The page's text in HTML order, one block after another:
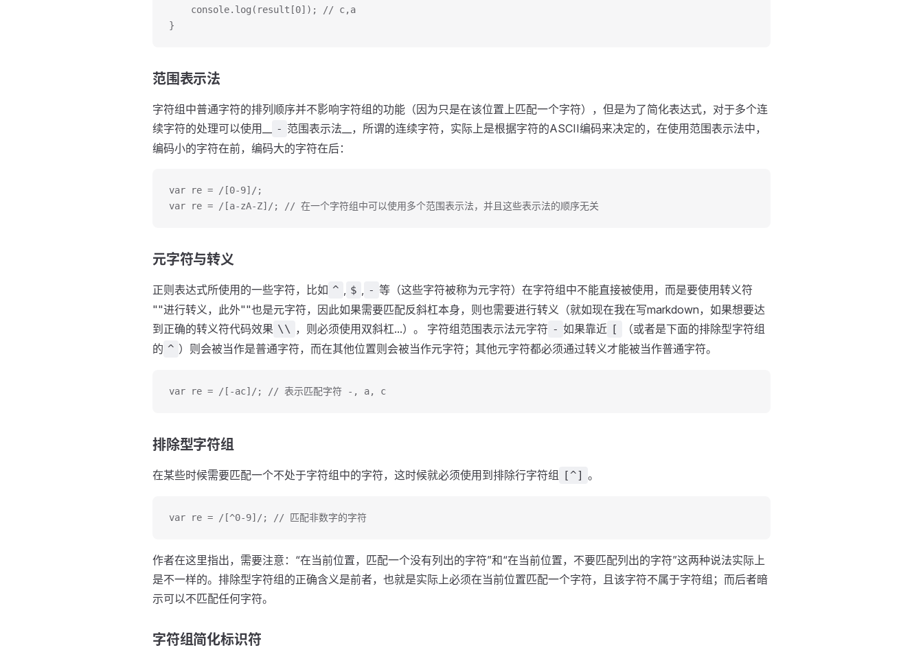
	console.log(result[0]); // c,a
}
范围表示法
字符组中普通字符的排列顺序并不影响字符组的功能（因为只是在该位置上匹配一个字符），但是为了简化表达式，对于多个连
续字符的处理可以使用__
- 范围表示法__，所谓的连续字符，实际上是根据字符的ASCII编码来决定的，在使用范围表示法中，
编码小的字符在前，编码大的字符在后：
var re = /[0-9]/;
var re = /[a-zA-Z]/; // 在一个字符组中可以使用多个范围表示法，并且这些表示法的顺序无关
元字符与转义
正则表达式所使用的一些字符，比如 ^ , $ , - 等（这些字符被称为元字符）在字符组中不能直接被使用，而是要使用转义符
""进行转义，此外""也是元字符，因此如果需要匹配反斜杠本身，则也需要进行转义（就如现在我在写markdown，如果想要达
到正确的转义符代码效果 \\ ，则必须使用双斜杠...）。 字符组范围表示法元字符 - 如果靠近 [
（或者是下面的排除型字符组
的 ^ ）则会被当作是普通字符，而在其他位置则会被当作元字符；其他元字符都必须通过转义才能被当作普通字符。
var re = /[-ac]/; // 表示匹配字符 -, a, c
排除型字符组
在某些时候需要匹配一个不处于字符组中的字符，这时候就必须使用到排除行字符组 [^] 。
var re = /[^0-9]/; // 匹配非数字的字符
作者在这里指出，需要注意：“在当前位置，匹配一个没有列出的字符”和“在当前位置，不要匹配列出的字符”这两种说法实际上
是不一样的。排除型字符组的正确含义是前者，也就是实际上必须在当前位置匹配一个字符，且该字符不属于字符组；而后者暗
示可以不匹配任何字符。
字符组简化标识符